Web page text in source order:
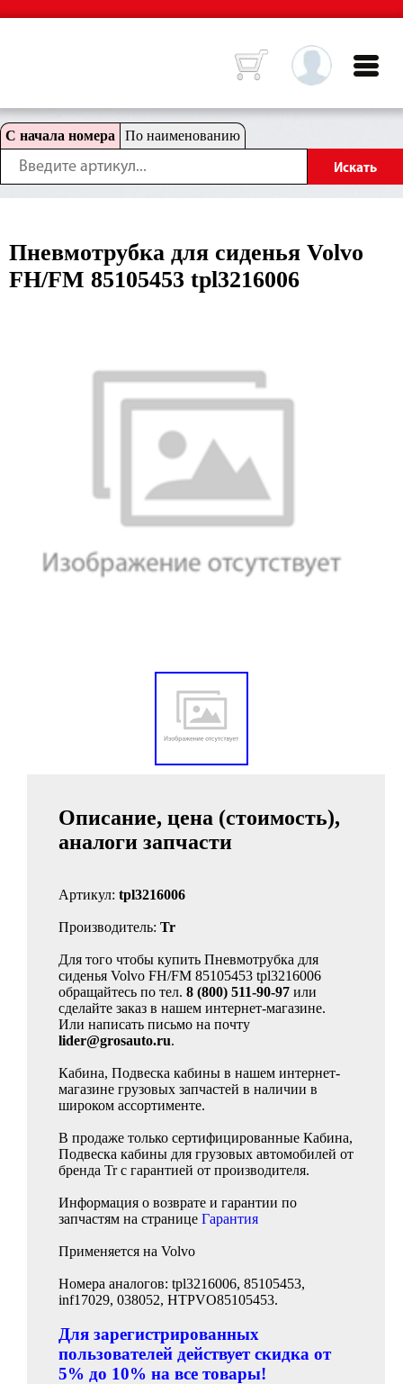
С начала номера По наименованию
Пневмотрубка для сиденья Volvo
FH/FM 85105453 tpl3216006
Описание, цена (стоимость),
аналоги запчасти
Артикул: tpl3216006
Производитель: Tr
Для того чтобы купить Пневмотрубка для
сиденья Volvo FH/FM 85105453 tpl3216006
обращайтесь по тел. 8 (800) 511-90-97 или
сделайте заказ в нашем интернет-магазине.
Или написать письмо на почту
lider@grosauto.ru.
Кабина, Подвеска кабины в нашем интернет-
магазине грузовых запчастей в наличии в
широком ассортименте.
В продаже только сертифицированные Кабина,
Подвеска кабины для грузовых автомобилей от
бренда Tr с гарантией от производителя.
Информация о возврате и гарантии по
запчастям на странице Гарантия
Применяется на Volvo
Номера аналогов: tpl3216006, 85105453,
inf17029, 038052, HTPVO85105453.
Для зарегистрированных
пользователей действует скидка от
5% до 10% на все товары!